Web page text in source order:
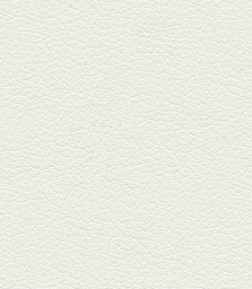
東区月出『中華酒場アガレヤ』
は、スパイスが効いた一味違う
中華が...
2025年11月28日放送
ごま鯛＆牛すじ大根
名店揃いの並木坂ドルハウスビ
ルに今年生まれた新たな名店、
『家庭...
2025年11月7日放送
贅沢馬刺し盛合せ＆極上
馬肉しゃぶしゃぶ
籠町通り『熊本郷土料理 酒ト肴
もなか』で熊本県産の馬肉料理
を！...